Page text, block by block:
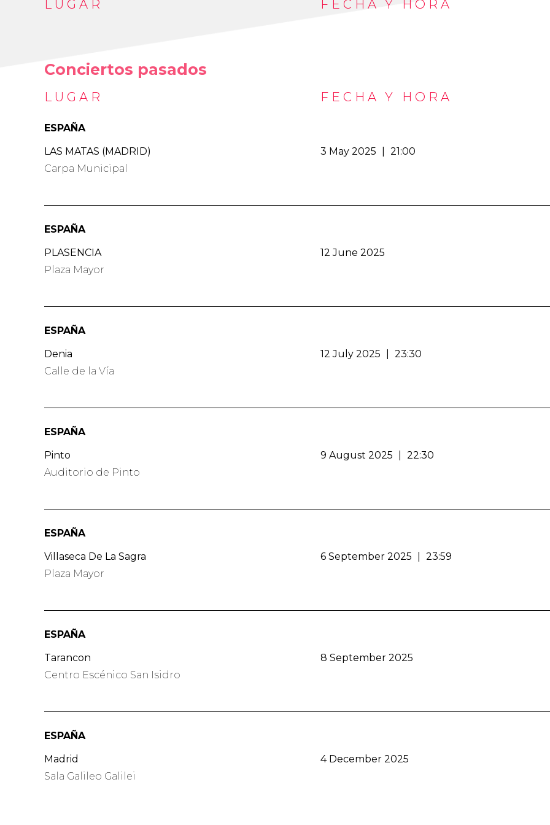
LUGAR FECHA Y HORA
Conciertos pasados
LUGAR FECHA Y HORA
ESPAÑA
LAS MATAS (MADRID)
Carpa Municipal
3 May 2025 21:00
ESPAÑA
PLASENCIA
Plaza Mayor
12 June 2025
ESPAÑA
Denia
Calle de la Vía
12 July 2025 23:30
ESPAÑA
Pinto
Auditorio de Pinto
9 August 2025 22:30
ESPAÑA
Villaseca De La Sagra
Plaza Mayor
6 September 2025 23:59
ESPAÑA
Tarancon
Centro Escénico San Isidro
8 September 2025
ESPAÑA
Madrid
Sala Galileo Galilei
4 December 2025